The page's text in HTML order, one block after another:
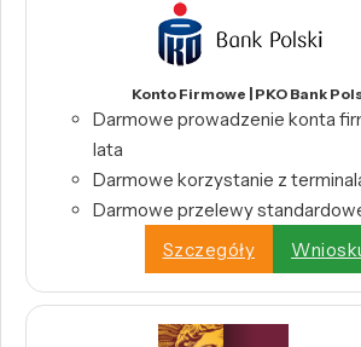
Konto Firmowe | PKO Bank
Darmowe prowadzenie konta
lata
Darmowe korzystanie z
Darmowe przelewy
Szczegóły